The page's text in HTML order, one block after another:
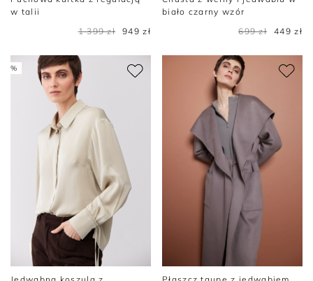
w talii
1 399 zł
949 zł
biało czarny wzór
699 zł
449 zł
%